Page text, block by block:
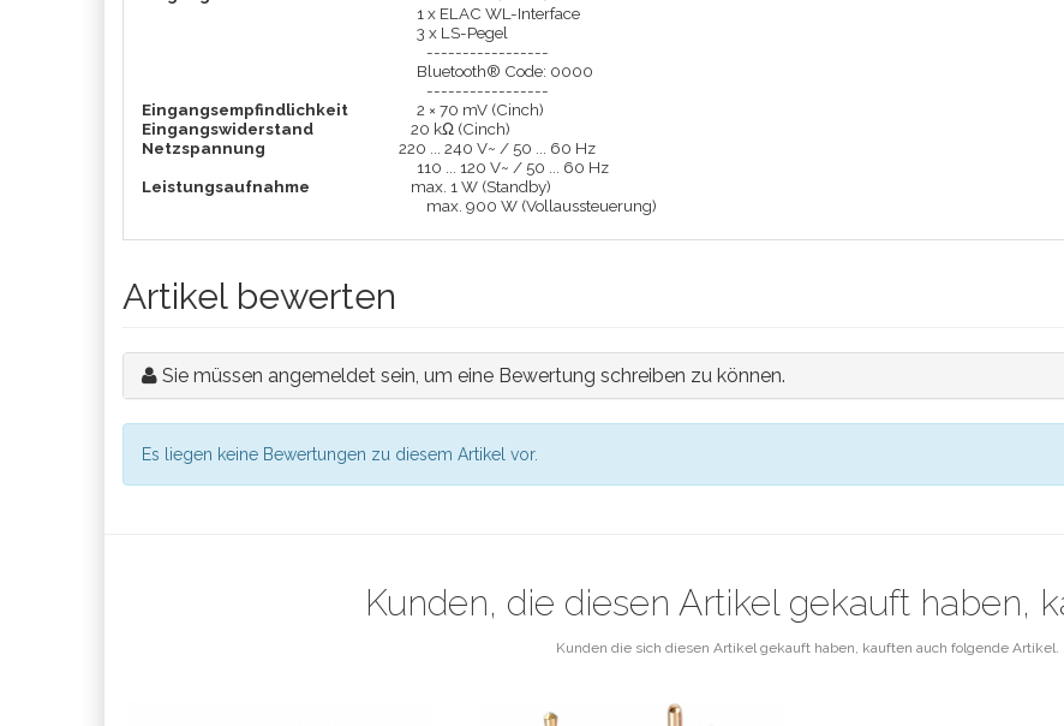
1 x ELAC WL-Interface
3 x LS-Pegel
-----------------
Bluetooth® Code: 0000
-----------------
Eingangsempfindlichkeit 2 × 70 mV (Cinch)
Eingangswiderstand 20 kΩ (Cinch)
Netzspannung 220 ... 240 V~ / 50 ... 60 Hz
110 ... 120 V~ / 50 ... 60 Hz
Leistungsaufnahme max. 1 W (Standby)
max. 900 W (Vollaussteuerung)
Artikel bewerten
Sie müssen angemeldet sein, um eine Bewertung schreiben zu können.
Es liegen keine Bewertungen zu diesem Artikel vor.
Kunden, die diesen Artikel gekauft haben,
Kunden die sich diesen Artikel gekauft haben, kauften auch folgende Artikel.